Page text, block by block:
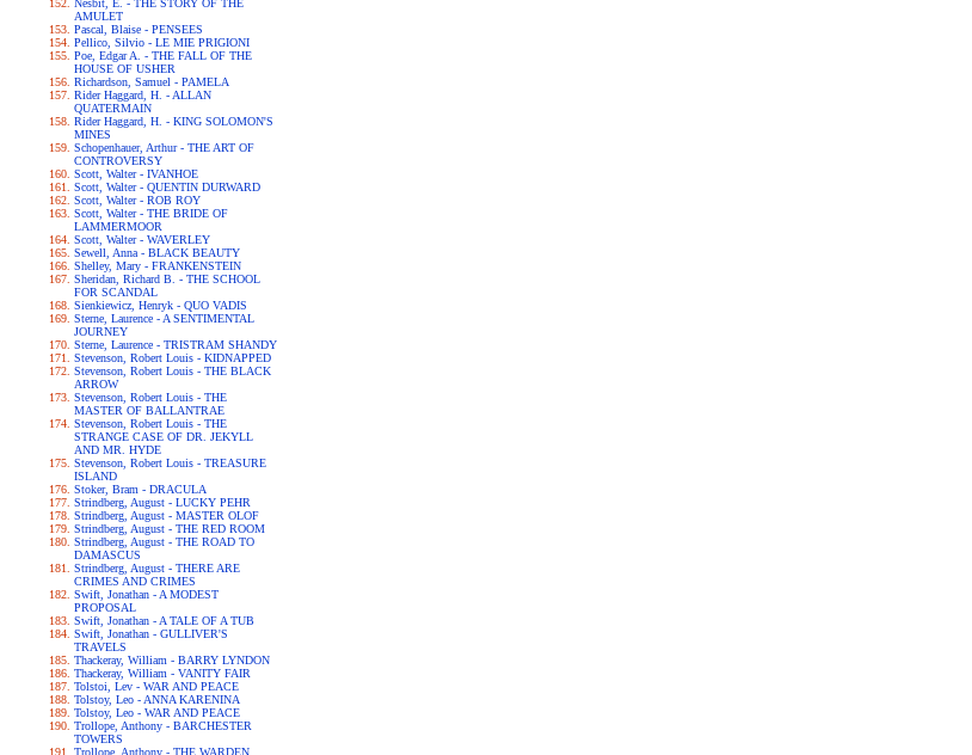
Nesbit, E. - THE STORY OF THE
AMULET
Pascal, Blaise - PENSEES
Pellico, Silvio - LE MIE PRIGIONI
Poe, Edgar A. - THE FALL OF THE
HOUSE OF USHER
Richardson, Samuel - PAMELA
Rider Haggard, H. - ALLAN
QUATERMAIN
Rider Haggard, H. - KING SOLOMON'S
MINES
Schopenhauer, Arthur - THE ART OF
CONTROVERSY
Scott, Walter - IVANHOE
Scott, Walter - QUENTIN DURWARD
Scott, Walter - ROB ROY
Scott, Walter - THE BRIDE OF
LAMMERMOOR
Scott, Walter - WAVERLEY
Sewell, Anna - BLACK BEAUTY
Shelley, Mary - FRANKENSTEIN
Sheridan, Richard B. - THE SCHOOL
FOR SCANDAL
Sienkiewicz, Henryk - QUO VADIS
Sterne, Laurence - A SENTIMENTAL
JOURNEY
Sterne, Laurence - TRISTRAM SHANDY
Stevenson, Robert Louis - KIDNAPPED
Stevenson, Robert Louis - THE BLACK
ARROW
Stevenson, Robert Louis - THE
MASTER OF BALLANTRAE
Stevenson, Robert Louis - THE
STRANGE CASE OF DR. JEKYLL
AND MR. HYDE
Stevenson, Robert Louis - TREASURE
ISLAND
Stoker, Bram - DRACULA
Strindberg, August - LUCKY PEHR
Strindberg, August - MASTER OLOF
Strindberg, August - THE RED ROOM
Strindberg, August - THE ROAD TO
DAMASCUS
Strindberg, August - THERE ARE
CRIMES AND CRIMES
Swift, Jonathan - A MODEST
PROPOSAL
Swift, Jonathan - A TALE OF A TUB
Swift, Jonathan - GULLIVER'S
TRAVELS
Thackeray, William - BARRY LYNDON
Thackeray, William - VANITY FAIR
Tolstoi, Lev - WAR AND PEACE
Tolstoy, Leo - ANNA KARENINA
Tolstoy, Leo - WAR AND PEACE
Trollope, Anthony - BARCHESTER
TOWERS
Trollope, Anthony - THE WARDEN